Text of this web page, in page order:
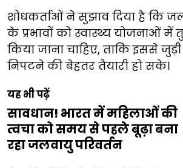
शोधकर्ताओं ने सुझाव दिया है कि
के प्रभावों को स्वास्थ्य योजनाओं में
किया जाना चाहिए, ताकि इससे जुड़ी
निपटने की बेहतर तैयारी हो सके।
यह भी पढ़ें
सावधान! भारत में महिलाओं की
त्वचा को समय से पहले बूढ़ा बना
रहा जलवायु परिवर्तन